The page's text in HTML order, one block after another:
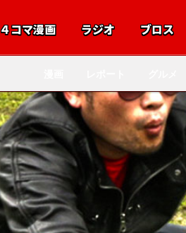
４コマ漫画 ラジオ ブロス